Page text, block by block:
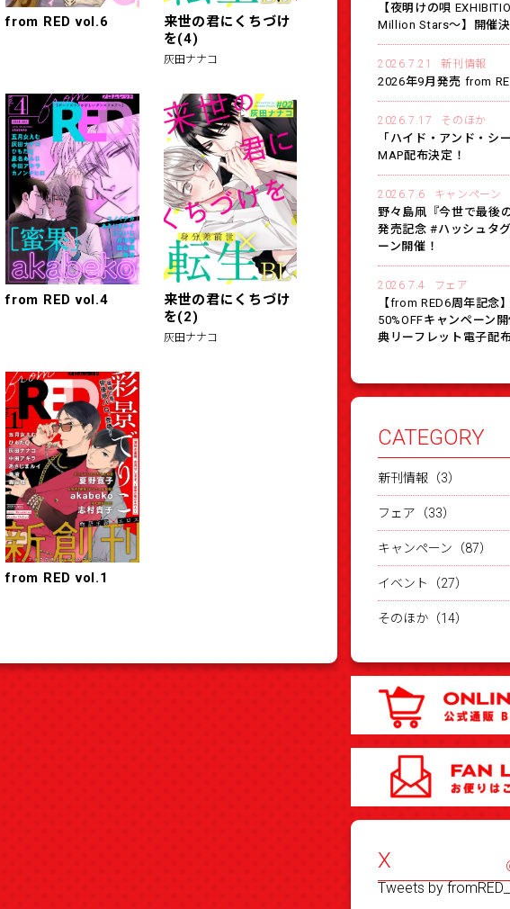
from RED vol.6
来世の君にくちづけ
を(4)
灰田ナナコ
from RED vol.4
来世の君にくちづけ
を(2)
灰田ナナコ
from RED vol.1
【夜明けの唄
Million Stars〜】開催決
2026.7.21 新刊情報
2026年9月発売 from
2026.7.17 そのほか
「ハイド・アンド・シ
MAP配布決定！
2026.7.6 キャンペーン
野々島凧『今世で最後
発売記念 #ハッシュタ
ーン開催！
2026.7.4 フェア
【from RED6周年記念
50%OFFキャンペーン
典リーフレット電子配布
CATEGORY
新刊情報（3）
フェア（33）
キャンペーン（87）
イベント（27）
そのほか（14）
X
Tweets by